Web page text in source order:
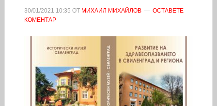
30/01/2021 10:35 ОТ МИХАИЛ МИХАЙЛОВ
ОСТАВЕТЕ
КОМЕНТАР